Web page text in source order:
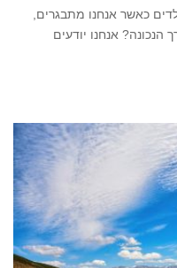
כאשר אנחנו מתבגרים,
אנחנו יודעים